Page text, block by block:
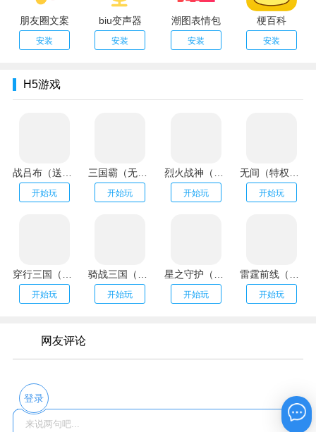
朋友圈文案
安装
biu变声器
安装
潮图表情包
安装
梗百科
安装
H5游戏
开始玩 开始玩 开始玩 开始玩
穿行三国（全武将免充）
开始玩
骑战三国（GM刷充金手指）
开始玩
星之守护（神龙送万充）
开始玩
雷霆前线（送传世100万充）
开始玩
网友评论
登录